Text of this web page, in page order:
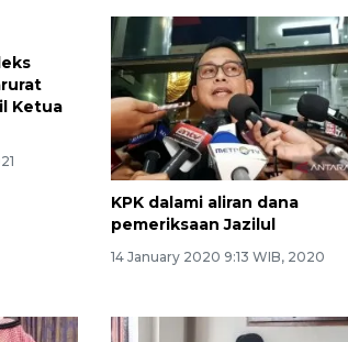
Ketua
KPK dalami aliran dana
pemeriksaan Jazilul
14 January 2020 9:13 WIB, 2020